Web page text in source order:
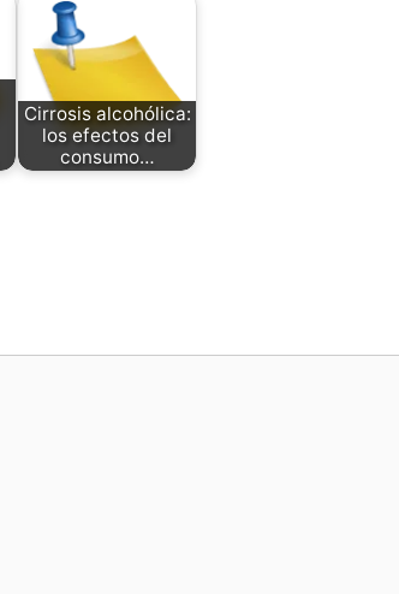
Cirrosis alcohólica:
los efectos del
consumo…